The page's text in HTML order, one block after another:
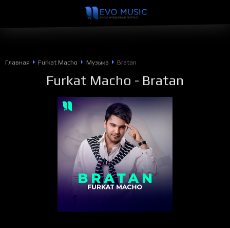
Главная Furkat Macho Музыка Bratan
Furkat Macho - Bratan